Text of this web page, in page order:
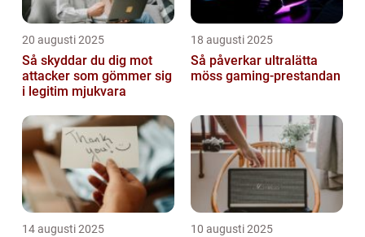
20 augusti 2025
Så skyddar du dig mot
attacker som gömmer sig
i legitim mjukvara
18 augusti 2025
Så påverkar ultralätta
möss gaming-prestandan
14 augusti 2025 10 augusti 2025